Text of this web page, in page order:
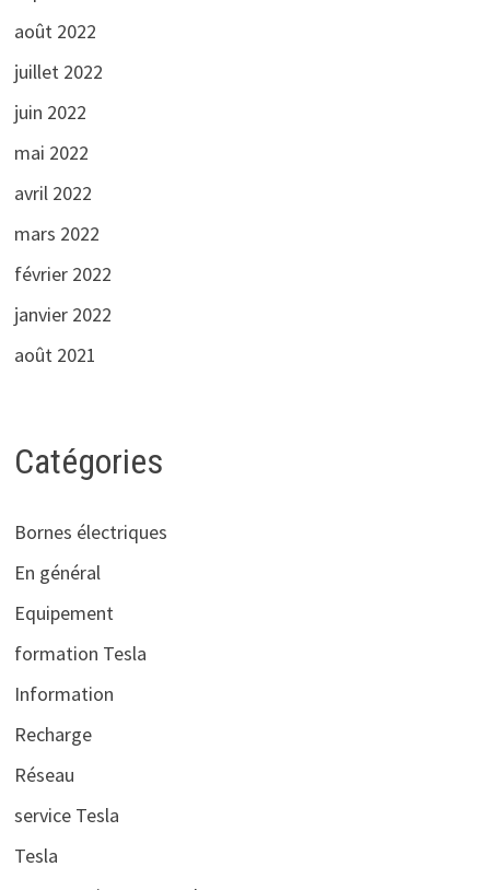
août 2022
juillet 2022
juin 2022
mai 2022
avril 2022
mars 2022
février 2022
janvier 2022
août 2021
Catégories
Bornes électriques
En général
Equipement
formation Tesla
Information
Recharge
Réseau
service Tesla
Tesla